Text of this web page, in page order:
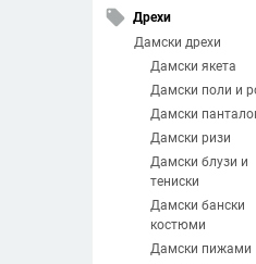
local_offer Дрехи
Дамски дрехи
Дамски якета
Дамски поли и
Дамски
Дамски ризи
Дамски блузи и
тениски
Дамски бански
костюми
Дамски пижами